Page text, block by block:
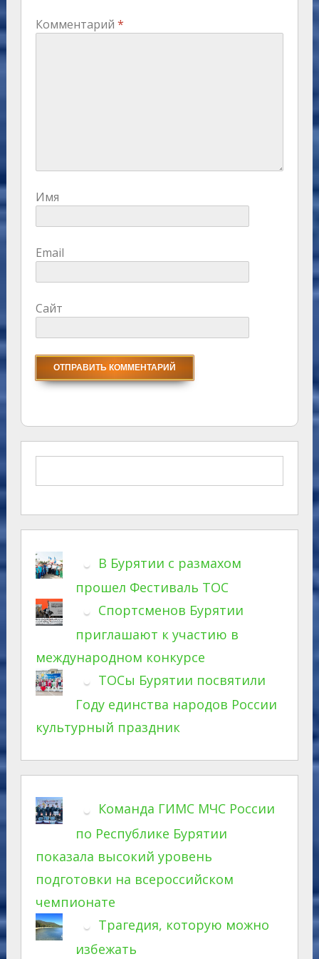
Комментарий *
Имя
Email
Сайт
В Бурятии с размахом
прошел Фестиваль ТОС
Спортсменов Бурятии
приглашают к участию в
международном конкурсе
ТОСы Бурятии посвятили
Году единства народов России
культурный праздник
Команда ГИМС МЧС России
по Республике Бурятии
показала высокий уровень
подготовки на всероссийском
чемпионате
Трагедия, которую можно
избежать